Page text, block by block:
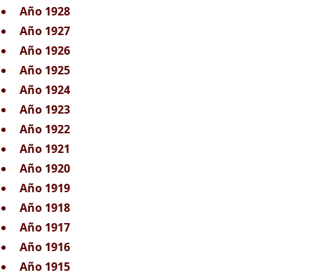
Año 1928
Año 1927
Año 1926
Año 1925
Año 1924
Año 1923
Año 1922
Año 1921
Año 1920
Año 1919
Año 1918
Año 1917
Año 1916
Año 1915